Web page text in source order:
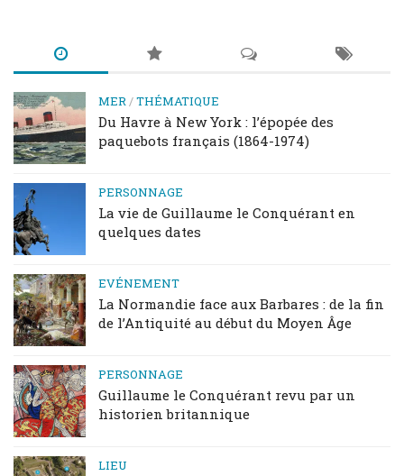
MER/THÉMATIQUE
Du Havre à New York : l’épopée des
paquebots français (1864-1974)
PERSONNAGE
La vie de Guillaume le Conquérant en
quelques dates
EVÉNEMENT
La Normandie face aux Barbares : de la fin
de l’Antiquité au début du Moyen Âge
PERSONNAGE
Guillaume le Conquérant revu par un
historien britannique
LIEU